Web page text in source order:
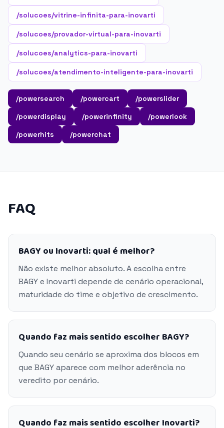
/solucoes/vitrine-infinita-para-inovarti
/solucoes/provador-virtual-para-inovarti
/solucoes/analytics-para-inovarti
/solucoes/atendimento-inteligente-para-inovarti
/powersearch /powercart
/powerslider
/powerdisplay
/powerinfinity
/powerlook
/powerhits
/powerchat
FAQ
BAGY ou Inovarti: qual é melhor?
Não existe melhor absoluto. A escolha entre
BAGY e Inovarti depende de cenário operacional,
maturidade do time e objetivo de crescimento.
Quando faz mais sentido escolher BAGY?
Quando seu cenário se aproxima dos blocos em
que BAGY aparece com melhor aderência no
veredito por cenário.
Quando faz mais sentido escolher Inovarti?